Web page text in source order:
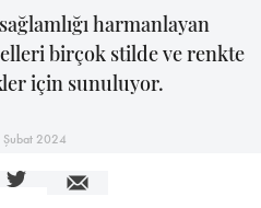
harmanlayan
birçok stilde ve renkte
için sunuluyor.
Şubat 2024